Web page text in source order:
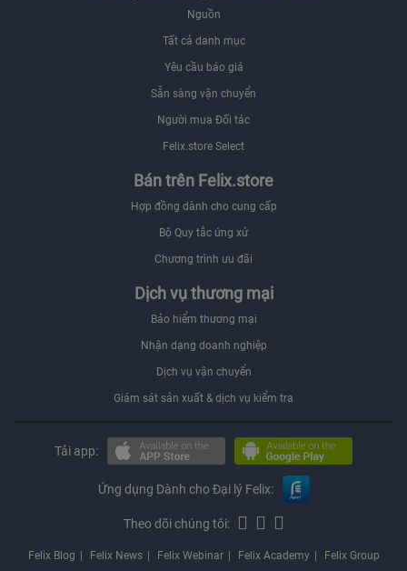
Nguồn
Tất cả danh mục
Yêu cầu báo giá
Sẵn sàng vận chuyển
Người mua Đối tác
Felix.store Select
Bán trên Felix.store
Hợp đồng dành cho cung cấp
Bộ Quy tắc ứng xử
Chương trình ưu đãi
Dịch vụ thương mại
Bảo hiểm thương mại
Nhận dạng doanh nghiệp
Dịch vụ vận chuyển
Giám sát sản xuất & dịch vụ kiểm tra
Tải app:
Ứng dụng Dành cho Đại lý Felix:
Theo dõi chúng tôi:
Felix Blog Felix News Felix Webinar Felix Academy Felix Group